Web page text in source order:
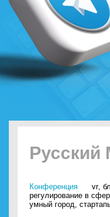
Русский
Конференция vr,
регулирование в
умный город,